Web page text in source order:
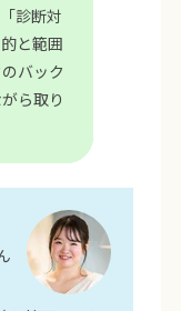
診断対
と範囲
バック
ら取り